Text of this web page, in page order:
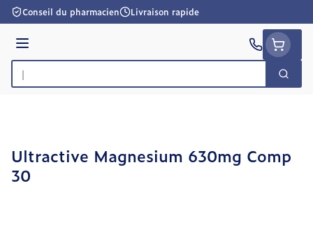
Aller au contenu
Conseil du pharmacien Livraison rapide
Menu
Rechercher
Ultractive Magnesium 630mg Comp
30